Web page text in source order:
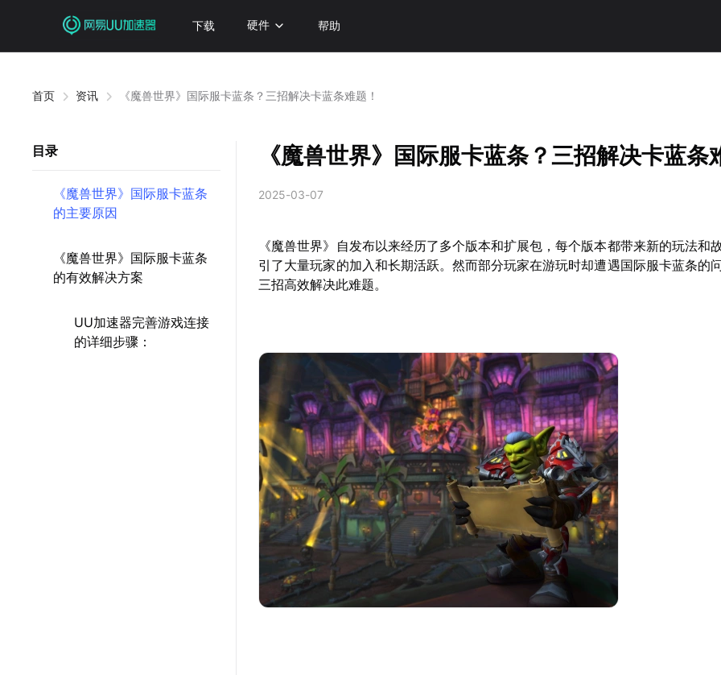
下载 硬件 帮助
首页 资讯 《魔兽世界》国际服卡蓝条？三招解决卡蓝条难题！
目录
《魔兽世界》国际服卡蓝条
的主要原因
《魔兽世界》国际服卡蓝条
的有效解决方案
UU加速器完善游戏连接
的详细步骤：
《魔兽世界》国际服卡蓝条？三招解决卡蓝条
2025-03-07
《魔兽世界》自发布以来经历了多个版本和扩展包，每个版本都带来新的玩法和
引了大量玩家的加入和长期活跃。然而部分玩家在游玩时却遭遇国际服卡蓝条的
三招高效解决此难题。